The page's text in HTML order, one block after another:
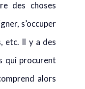
des choses
s’occuper
etc. Il y a des
qui procurent
alors